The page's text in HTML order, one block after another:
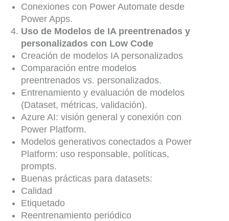
Conexiones con Power Automate desde
Power Apps.
Uso de Modelos de IA preentrenados y
personalizados con Low Code
Creación de modelos IA personalizados
Comparación entre modelos
preentrenados vs. personalizados.
Entrenamiento y evaluación de modelos
(Dataset, métricas, validación).
Azure AI: visión general y conexión con
Power Platform.
Modelos generativos conectados a Power
Platform: uso responsable, políticas,
prompts.
Buenas prácticas para datasets:
Calidad
Etiquetado
Reentrenamiento periódico